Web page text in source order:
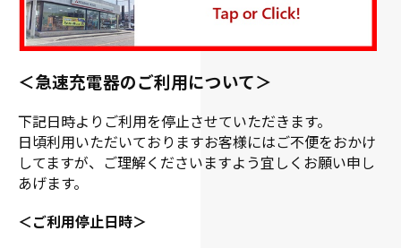
＜急速充電器のご利用について＞
下記日時よりご利用を停止させていただきます。
日頃利用いただいておりますお客様にはご不便をおかけ
してますが、ご理解くださいますよう宜しくお願い申し
あげます。
＜ご利用停止日時＞